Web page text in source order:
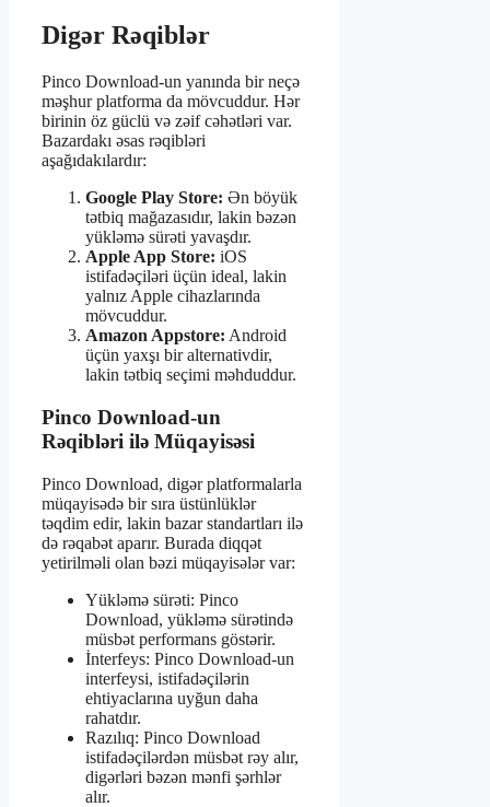
Digər Rəqiblər
Pinco Download-un yanında bir neçə
məşhur platforma da mövcuddur. Hər
birinin öz güclü və zəif cəhətləri var.
Bazardakı əsas rəqibləri
aşağıdakılardır:
Google Play Store: Ən böyük
tətbiq mağazasıdır, lakin bəzən
yükləmə sürəti yavaşdır.
Apple App Store: iOS
istifadəçiləri üçün ideal, lakin
yalnız Apple cihazlarında
mövcuddur.
Amazon Appstore: Android
üçün yaxşı bir alternativdir,
lakin tətbiq seçimi məhduddur.
Pinco Download-un
Rəqibləri ilə Müqayisəsi
Pinco Download, digər platformalarla
müqayisədə bir sıra üstünlüklər
təqdim edir, lakin bazar standartları ilə
də rəqabət aparır. Burada diqqət
yetirilməli olan bəzi müqayisələr var:
Yükləmə sürəti: Pinco
Download, yükləmə sürətində
müsbət performans göstərir.
İnterfeys: Pinco Download-un
interfeysi, istifadəçilərin
ehtiyaclarına uyğun daha
rahatdır.
Razılıq: Pinco Download
istifadəçilərdən müsbət rəy alır,
digərləri bəzən mənfi şərhlər
alır.